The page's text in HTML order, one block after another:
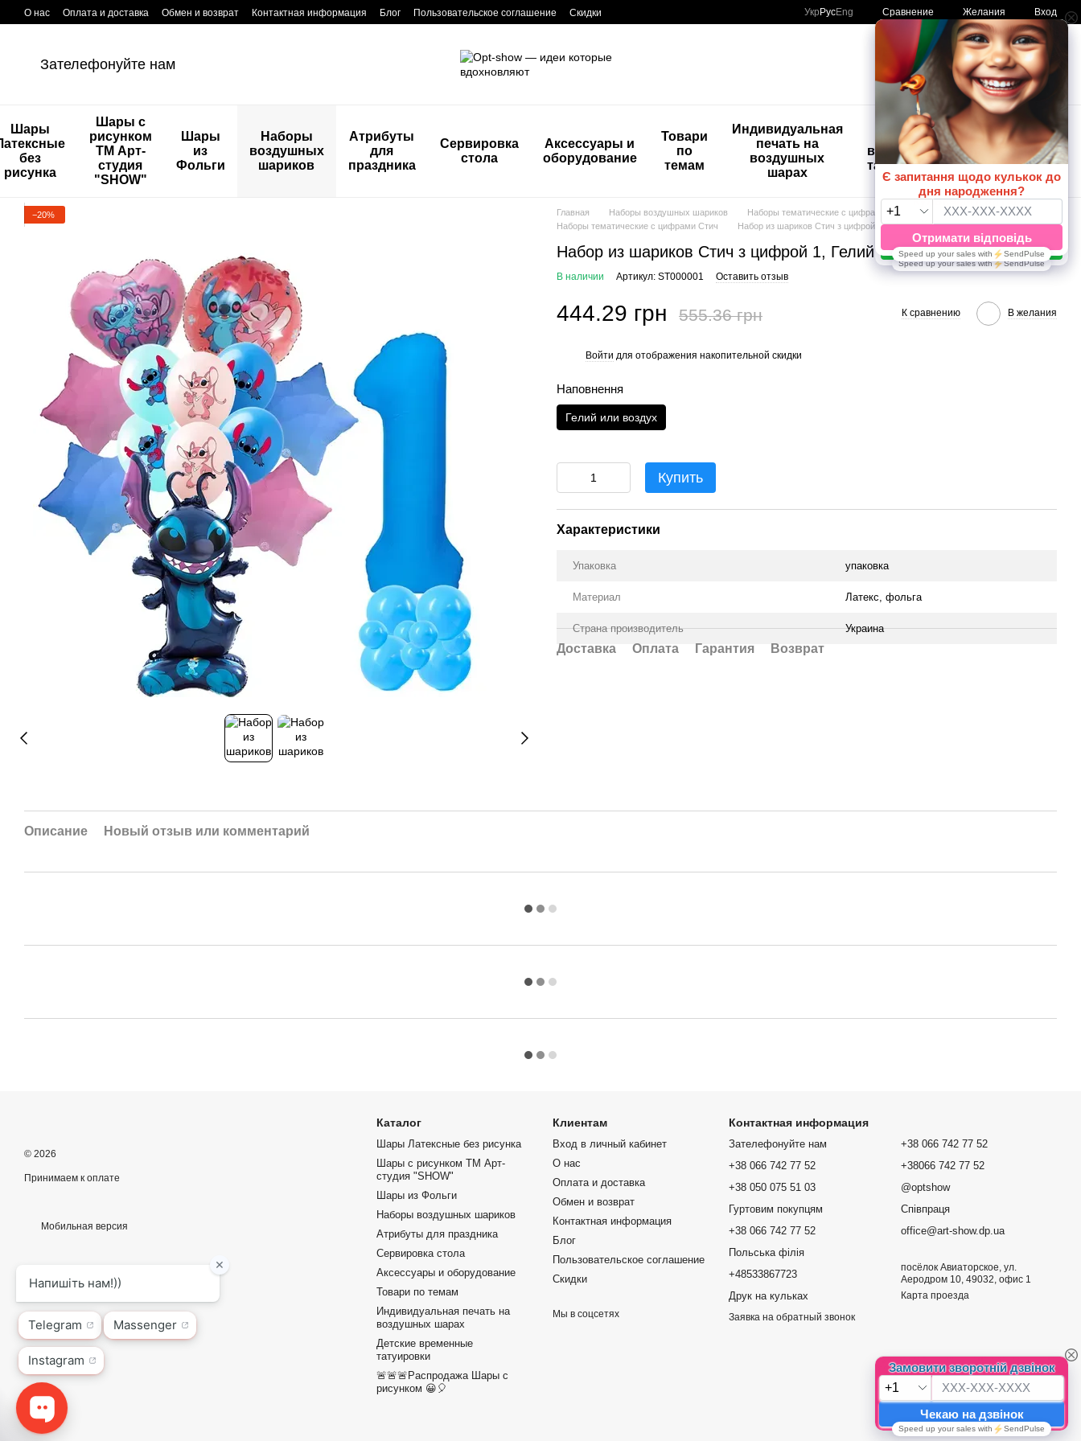
Перейти к основному контенту
О нас Оплата и доставка Обмен и возврат Контактная информация Блог Пользовательское соглашение Скидки Укр РусEng Сравнение Желания Вход
Зателефонуйте нам Мой заказ
Шары
без
рисунка
Шары с
рисунком
ТМ Арт-
студия
"SHOW"
Шары
из
Фольги
Наборы
воздушных
шариков
Атрибуты
для
праздника
Сервировка
стола
Аксессуары и
оборудование
Товари
по
темам
Индивидуальная
печать на
воздушных
шарах
Детские
временные
татуировки
🚨🚨🚨
Распродажа
Шары с
рисунком
😀🎈
−20% Главная Наборы воздушных шариков
Наборы тематические с цифрами
Наборы тематические с цифрами Стич
Набор из шариков Стич з цифрой 1, Гелий или воздух
Набор из шариков Стич з цифрой 1, Гелий или воздух
В наличии Артикул: ST000001 Оставить отзыв
444.29 грн 555.36 грн К сравнению В желания
Войти для отображения накопительной скидки
Наповнення
Гелий или воздух
Купить
Характеристики
Упаковка упаковка
Материал Латекс, фольга
Страна производитель Украина
Доставка Оплата Гарантия Возврат
Описание Новый отзыв или комментарий
© 2026
Принимаем к оплате
Мобильная версия
Каталог
Шары Латексные без рисунка
Шары с рисунком ТМ Арт-
студия "SHOW"
Шары из Фольги
Наборы воздушных шариков
Атрибуты для праздника
Сервировка стола
Аксессуары и оборудование
Товари по темам
Индивидуальная печать на
воздушных шарах
Детские временные
татуировки
🚨🚨🚨Распродажа Шары с
рисунком 😀🎈
Клиентам
Вход в личный кабинет
О нас
Оплата и доставка
Обмен и возврат
Контактная информация
Блог
Пользовательское соглашение
Скидки
Мы в соцсетях
Контактная информация
Зателефонуйте нам
+38 066 742 77 52
+38 050 075 51 03
Гуртовим покупцям
+38 066 742 77 52
Польська філія
+48533867723
Друк на кульках
Заявка на обратный звонок
+38 066 742 77 52
+38066 742 77 52
@optshow
Співпраця
office@art-show.dp.ua
посёлок Авиаторское, ул.
Аеродром 10, 49032, офис 1
Карта проезда